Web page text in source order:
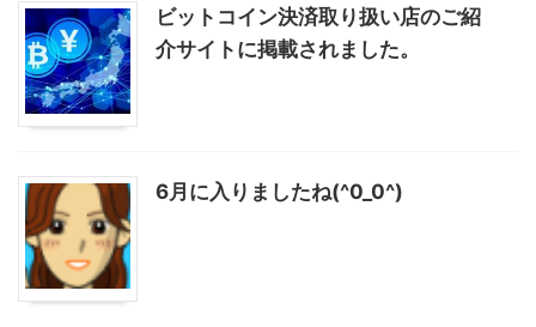
ビットコイン決済取り扱い店のご紹
介サイトに掲載されました。
6月に入りましたね(^0_0^)